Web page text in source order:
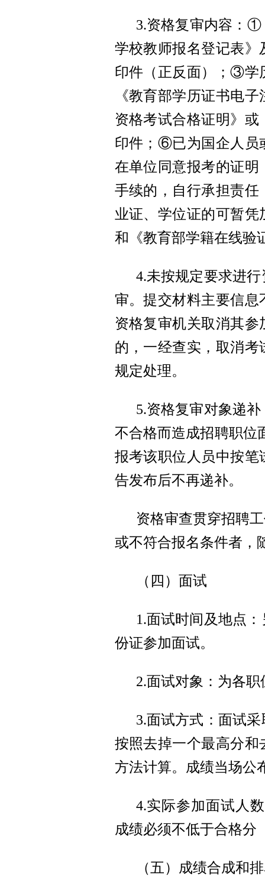
3.资格复审内容：①
学校教师报名登记表
印件（正反面）；③学
《教育部学历证书电
资格考试合格证明》
印件；⑥已为国企人员
在单位同意报考的证
手续的，自行承担责
业证、学位证的可暂
和《教育部学籍在线验
4.未按规定要求进
审。提交材料主要信
资格复审机关取消其
的，一经查实，取消
规定处理。
5.资格复审对象递
不合格而造成招聘职位
报考该职位人员中按
告发布后不再递补。
资格审查贯穿招聘
或不符合报名条件者，
（四）面试
1.面试时间及地点
份证参加面试。
2.面试对象：为各
3.面试方式：面试
按照去掉一个最高分
方法计算。成绩当场公
4.实际参加面试人
成绩必须不低于合格分
（五）成绩合成和